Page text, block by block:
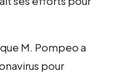
M. Pompeo a
pour